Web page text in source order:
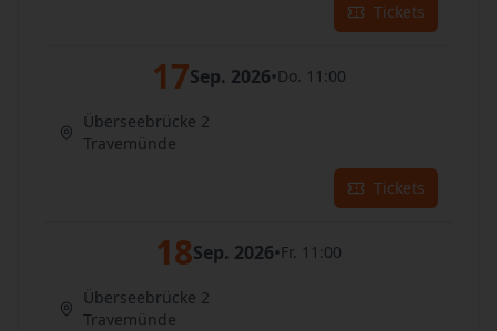
Tickets
17Sep. 2026•Do. 11:00
Überseebrücke 2
Travemünde
Tickets
18Sep. 2026•Fr. 11:00
Überseebrücke 2
Travemünde